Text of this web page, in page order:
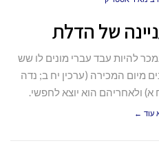
של הדלת
להיות עבד עברי מונים לו שש
מיום המכירה (ערכין יח ב; נדה
א) ולאחריהם הוא יוצא לחפשי.
עוד ←